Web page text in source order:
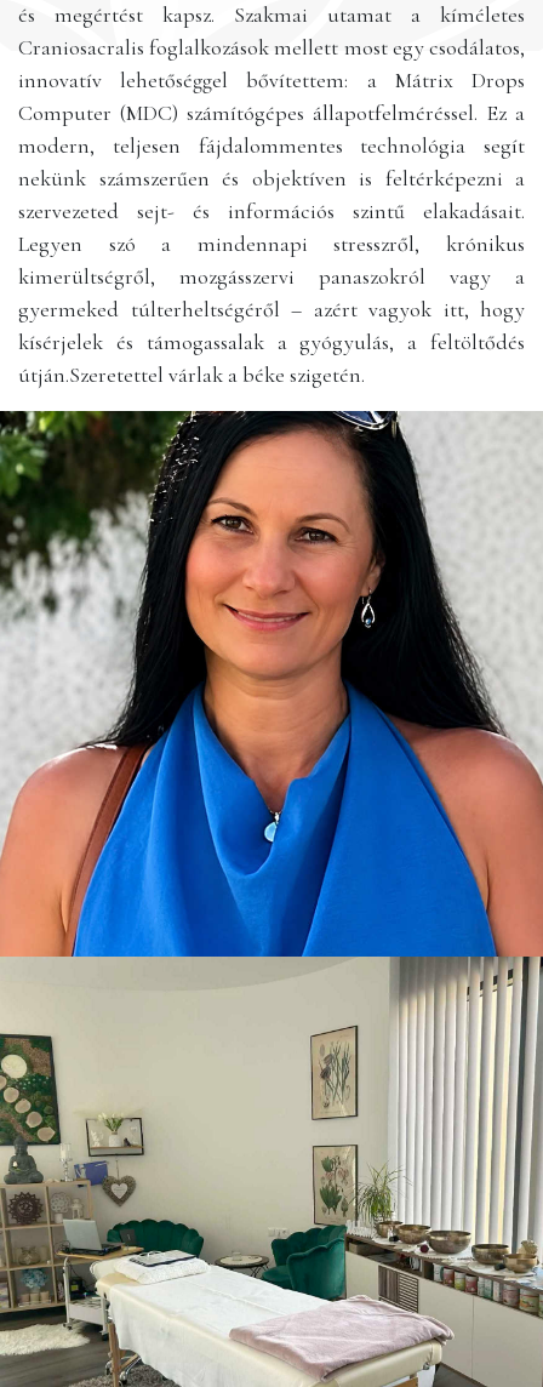
és megértést kapsz. Szakmai utamat a kíméletes
Craniosacralis foglalkozások mellett most egy csodálatos,
innovatív lehetőséggel bővítettem: a Mátrix Drops
Computer (MDC) számítógépes állapotfelméréssel. Ez a
modern, teljesen fájdalommentes technológia segít
nekünk számszerűen és objektíven is feltérképezni a
szervezeted sejt- és információs szintű elakadásait.
Legyen szó a mindennapi stresszről, krónikus
kimerültségről, mozgásszervi panaszokról vagy a
gyermeked túlterheltségéről – azért vagyok itt, hogy
kísérjelek és támogassalak a gyógyulás, a feltöltődés
útján.Szeretettel várlak a béke szigetén.